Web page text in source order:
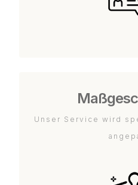
Unser Service wird